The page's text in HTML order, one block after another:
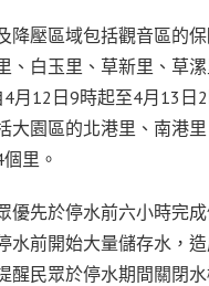
降壓區域包括觀音區的
、白玉里、草新里、草
月12日9時起至4月13日
大園區的北港里、南港
里。
優先於停水前六小時完
水前開始大量儲存水，
醒民眾於停水期間關閉